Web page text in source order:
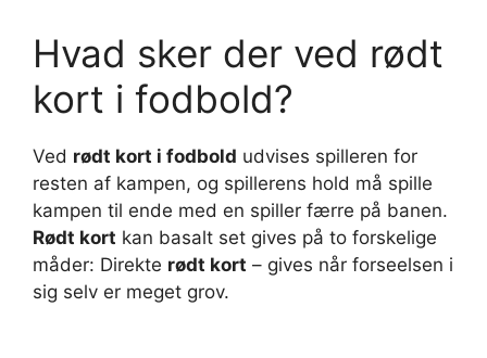
Hvad sker der ved rødt
kort i fodbold?
Ved rødt kort i fodbold udvises spilleren for
resten af kampen, og spillerens hold må spille
kampen til ende med en spiller færre på banen.
Rødt kort kan basalt set gives på to forskelige
måder: Direkte rødt kort – gives når forseelsen i
sig selv er meget grov.